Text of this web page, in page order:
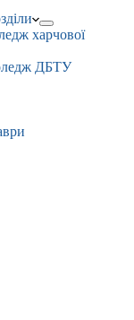
харчової
ДБТУ